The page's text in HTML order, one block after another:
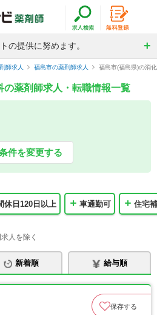
の提供に努めます。
師求人 福島市の薬剤師求人 福島市(福島県)の消
の薬剤師求人・転職情報一覧
件を変更する
休日120日以上 車通勤可 住宅
人を除く
新着順 給与順
保存する